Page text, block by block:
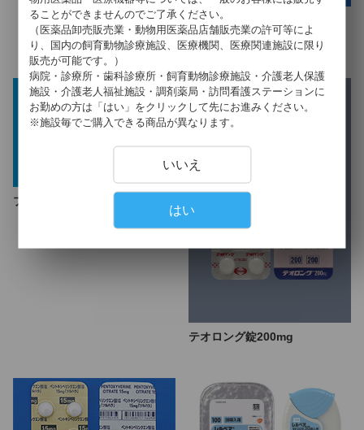
カルボシステインDS50%「タ
カタ」
ブデホル吸入粉末剤６０吸入
テオロング錠200mg
ることができませんのでご了承ください。
（医薬品卸売販売業・動物用医薬品店舗販売業の許可等によ
り、国内の飼育動物診療施設、医療機関、医療関連施設に限り
販売が可能です。）
病院・診療所・歯科診療所・飼育動物診療施設・介護老人保護
施設・介護老人福祉施設・調剤薬局・訪問看護ステーションに
お勤めの方は「はい」をクリックして先にお進みください。
※施設毎でご購入できる商品が異なります。
いいえ
はい